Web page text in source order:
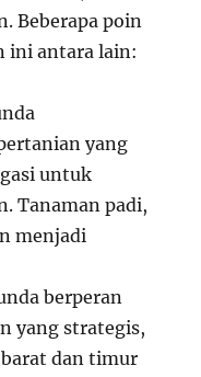
Beberapa poin
ini antara lain:
yang
untuk
Tanaman padi,
menjadi
berperan
yang strategis,
dan timur